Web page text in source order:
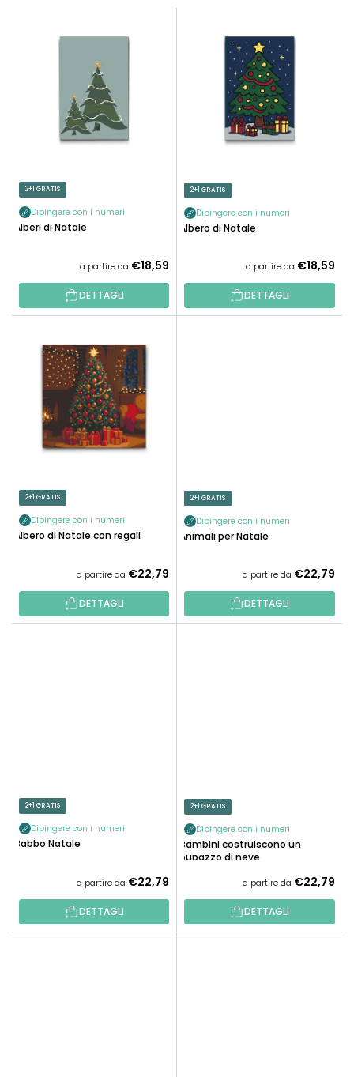
R
O
D
O
P
R
O
T
I
2+1 GRATIS
Dipingere con i numeri
Alberi di Natale
a partire da €18,59
DETTAGLI
2+1 GRATIS
Dipingere con i numeri
Albero di Natale
a partire da €18,59
DETTAGLI
2+1 GRATIS
Dipingere con i numeri
Albero di Natale con regali
a partire da €22,79
DETTAGLI
2+1 GRATIS
Dipingere con i numeri
Animali per Natale
a partire da €22,79
DETTAGLI
2+1 GRATIS
Dipingere con i numeri
Babbo Natale
a partire da €22,79
DETTAGLI
2+1 GRATIS
Dipingere con i numeri
Bambini costruiscono un
pupazzo di neve
a partire da €22,79
DETTAGLI